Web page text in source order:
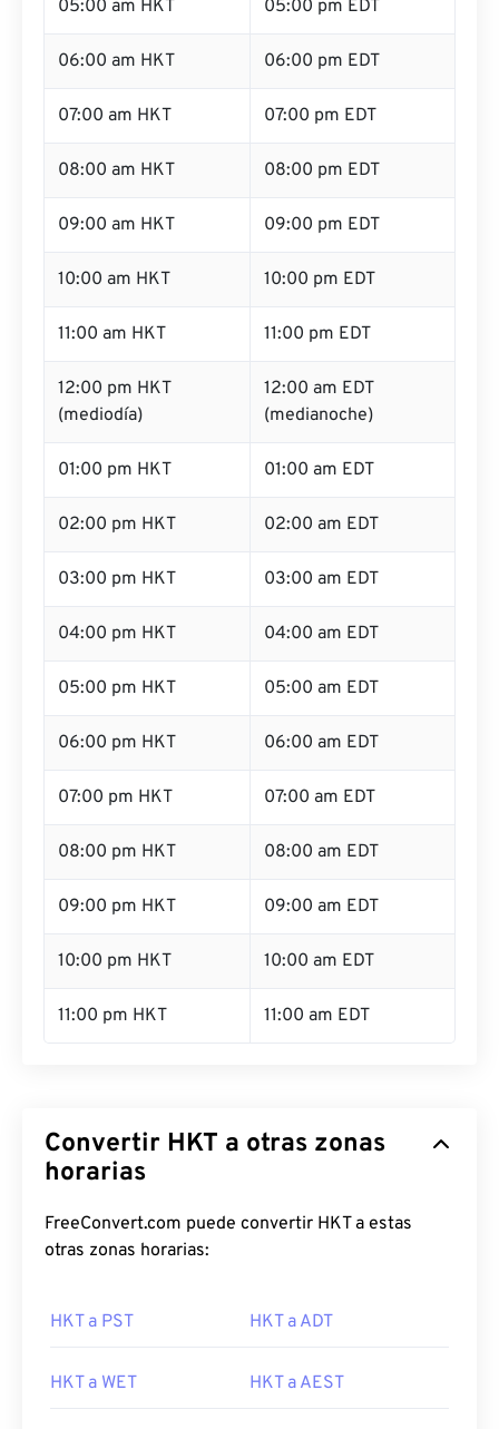
05:00 am HKT 05:00 pm EDT
06:00 am HKT 06:00 pm EDT
07:00 am HKT 07:00 pm EDT
08:00 am HKT 08:00 pm EDT
09:00 am HKT 09:00 pm EDT
10:00 am HKT 10:00 pm EDT
11:00 am HKT 11:00 pm EDT
12:00 pm HKT
(mediodía)
12:00 am EDT
(medianoche)
01:00 pm HKT 01:00 am EDT
02:00 pm HKT 02:00 am EDT
03:00 pm HKT 03:00 am EDT
04:00 pm HKT 04:00 am EDT
05:00 pm HKT 05:00 am EDT
06:00 pm HKT 06:00 am EDT
07:00 pm HKT 07:00 am EDT
08:00 pm HKT 08:00 am EDT
09:00 pm HKT 09:00 am EDT
10:00 pm HKT 10:00 am EDT
11:00 pm HKT 11:00 am EDT
Convertir HKT a otras zonas
horarias
FreeConvert.com puede convertir HKT a estas
otras zonas horarias:
HKT a PST HKT a ADT
HKT a WET HKT a AEST